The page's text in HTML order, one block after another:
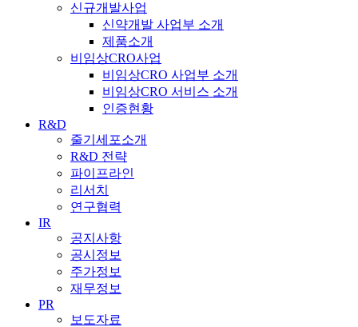
신규개발사업
신약개발 사업부 소개
제품소개
비임상CRO사업
비임상CRO 사업부 소개
비임상CRO 서비스 소개
인증현황
R&D
줄기세포소개
R&D 전략
파이프라인
리서치
연구협력
IR
공지사항
공시정보
주가정보
재무정보
PR
보도자료